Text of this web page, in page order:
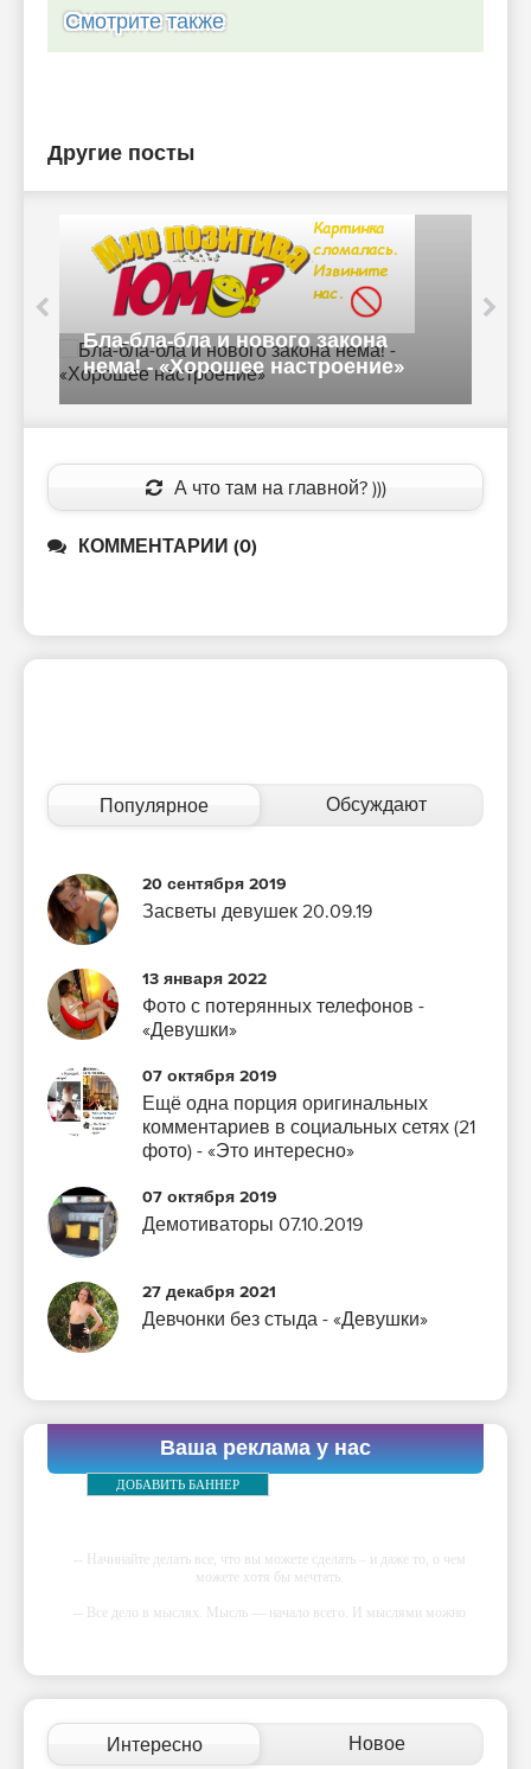
Смотрите также
Другие посты
Подслушано в понедельник 23
января 2017 - «Хорошее
настроение»
А что там на главной? )))
КОММЕНТАРИИ (0)
Популярное Обсуждают
20 сентября 2019
Засветы девушек 20.09.19
13 января 2022
Фото с потерянных телефонов -
«Девушки»
07 октября 2019
Ещё одна порция оригинальных
комментариев в социальных сетях (21
фото) - «Это интересно»
07 октября 2019
Демотиваторы 07.10.2019
27 декабря 2021
Девчонки без стыда - «Девушки»
Ваша реклама у нас
ДОБАВИТЬ БАННЕР
-- Начинайте делать все, что вы можете сделать – и даже то, о чем
можете хотя бы мечтать.
-- Все дело в мыслях. Мысль — начало всего. И мыслями можно
которую вы сами себе придумали.
-- Самое большое богатство — это ум. Самая большая нищета —
глупость. Из всех страхов самый пугающий — самолюбование.
Интересно Новое